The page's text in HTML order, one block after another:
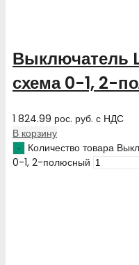
Выключатель
схема 0-1, 2-
1 824.99 рос. руб. с НДС
В корзину
Количество товара
0-1, 2-полюсный